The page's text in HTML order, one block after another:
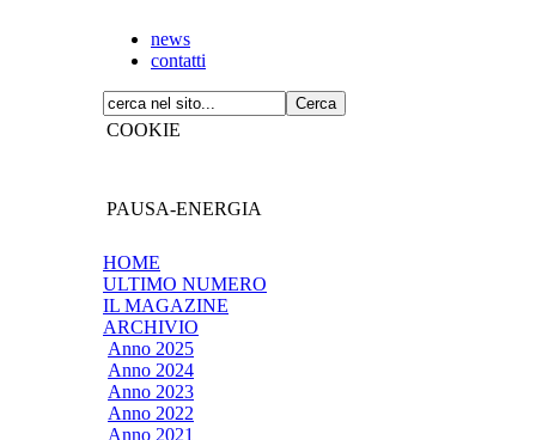
news
contatti
COOKIE
PAUSA-ENERGIA
HOME
ULTIMO NUMERO
IL MAGAZINE
ARCHIVIO
Anno 2025
Anno 2024
Anno 2023
Anno 2022
Anno 2021